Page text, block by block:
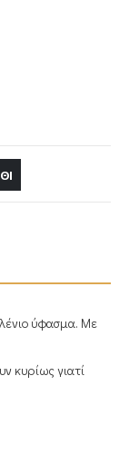
ύφασμα. Με
κυρίως γιατί